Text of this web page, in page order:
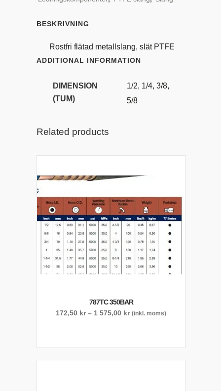
BESKRIVNING
Rostfri flätad metallslang, slät PTFE
ADDITIONAL INFORMATION
DIMENSION
(TUM)
1/2, 1/4, 3/8,
5/8
Related products
787TC 350BAR
172,50 kr – 1 575,00 krPrisintervall:
(inkl. moms)